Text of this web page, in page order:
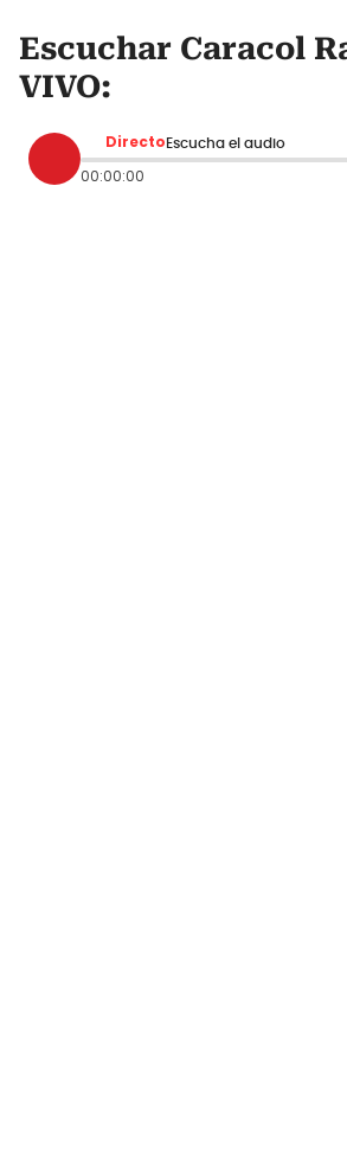
Escuchar Caracol
VIVO:
Directo Escucha el audio
00:00:00